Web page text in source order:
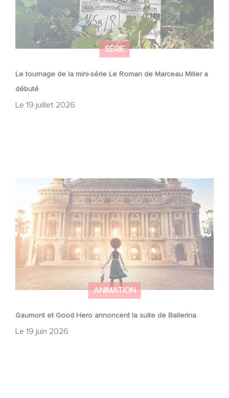
SÉRIE
Le tournage de la mini-série Le Roman de Marceau Miller a
débuté
Le 19 juillet 2026
ANIMATION
Gaumont et Good Hero annoncent la suite de Ballerina
Le 19 juin 2026
Gaumont et Good Hero annoncent la suite de Ballerina